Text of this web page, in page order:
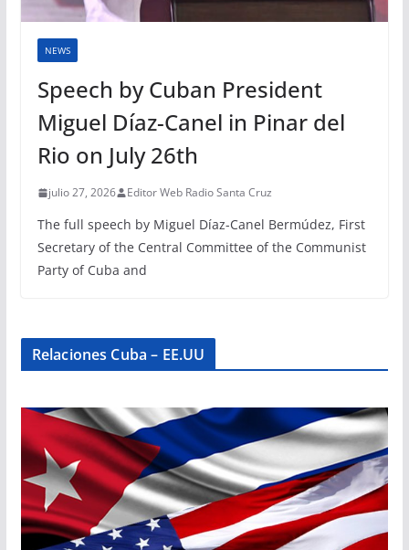
NEWS
Speech by Cuban President
Miguel Díaz-Canel in Pinar del
Rio on July 26th
julio 27, 2026 Editor Web Radio Santa Cruz
The full speech by Miguel Díaz-Canel Bermúdez, First
Secretary of the Central Committee of the Communist
Party of Cuba and
Relaciones Cuba – EE.UU